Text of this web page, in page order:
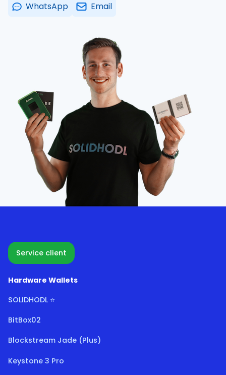
WhatsApp Email
Service client
Hardware Wallets
SOLIDHODL ⭐
BitBox02
Blockstream Jade (Plus)
Keystone 3 Pro